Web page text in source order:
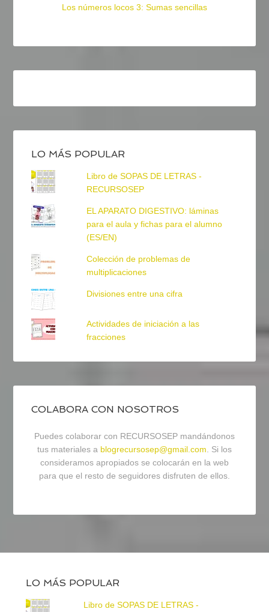
Los números locos 3: Sumas sencillas
LO MÁS POPULAR
Libro de SOPAS DE LETRAS -
RECURSOSEP
EL APARATO DIGESTIVO: láminas
para el aula y fichas para el alumno
(ES/EN)
Colección de problemas de
multiplicaciones
Divisiones entre una cifra
Actividades de iniciación a las
fracciones
COLABORA CON NOSOTROS
Puedes colaborar con RECURSOSEP mandándonos
tus materiales a blogrecursosep@gmail.com. Si los
consideramos apropiados se colocarán en la web
para que el resto de seguidores disfruten de ellos.
LO MÁS POPULAR
Libro de SOPAS DE LETRAS -